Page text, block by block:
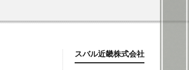
スバル近畿株式会社